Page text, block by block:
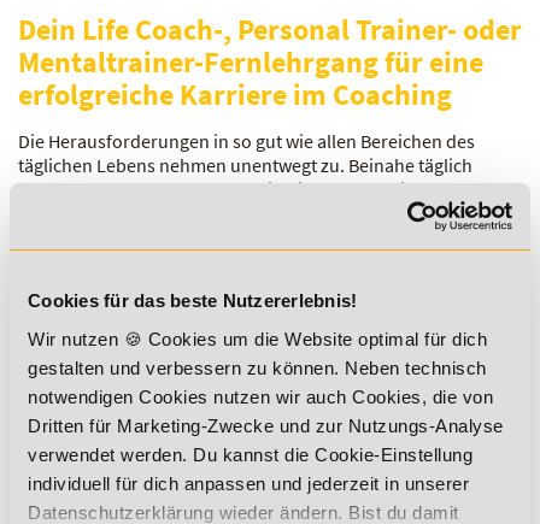
Cookies für das beste Nutzererlebnis!
Wir nutzen 🍪 Cookies um die Website optimal für dich
gestalten und verbessern zu können. Neben technisch
notwendigen Cookies nutzen wir auch Cookies, die von
Dritten für Marketing-Zwecke und zur Nutzungs-Analyse
verwendet werden. Du kannst die Cookie-Einstellung
individuell für dich anpassen und jederzeit in unserer
Datenschutzerklärung wieder ändern. Bist du damit
Dein Life Coach-, Personal Trainer- oder
Mentaltrainer-Fernlehrgang für eine
erfolgreiche Karriere im Coaching
Die Herausforderungen in so gut wie allen Bereichen des
täglichen Lebens nehmen unentwegt zu. Beinahe täglich
stehen Menschen vor neuen, wichtigen Entscheidungen und
Herausforderungen im privaten oder beruflichen Umfeld.
Nicht wenige Menschen kommen dabei an ihre persönlichen
beruflichen Sinnfindung oder der Bewältigung körperlicher
und gesundheitlicher Probleme durch Sport und hilfreiche
Lebensweisen.
Persönliche Coaches/Berater übernehmen diese Aufgaben
und helfen mit Expertenwissen ganz individuell Menschen in
unterschiedlichen Lebenssituationen.
Absolviere jetzt deinen Fernlehrgang an der Academy of
Sports und lerne, wie du Menschen in deiner Umgebung